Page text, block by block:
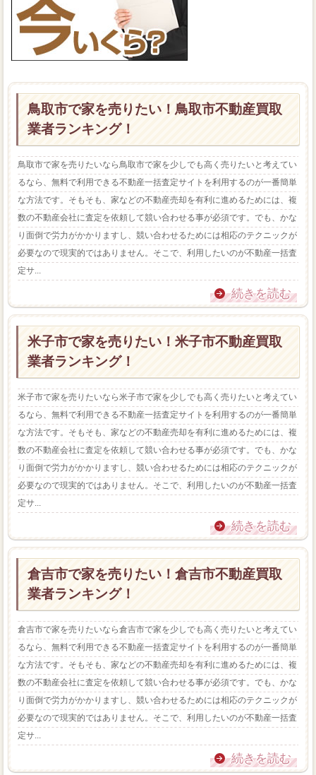
鳥取市で家を売りたい！鳥取市不動産買取
業者ランキング！
鳥取市で家を売りたいなら鳥取市で家を少しでも高く売りたいと考えてい
るなら、無料で利用できる不動産一括査定サイトを利用するのが一番簡単
な方法です。そもそも、家などの不動産売却を有利に進めるためには、複
数の不動産会社に査定を依頼して競い合わせる事が必須です。でも、かな
り面倒で労力がかかりますし、競い合わせるためには相応のテクニックが
必要なので現実的ではありません。そこで、利用したいのが不動産一括査
定サ...
続きを読む
米子市で家を売りたい！米子市不動産買取
業者ランキング！
米子市で家を売りたいなら米子市で家を少しでも高く売りたいと考えてい
るなら、無料で利用できる不動産一括査定サイトを利用するのが一番簡単
な方法です。そもそも、家などの不動産売却を有利に進めるためには、複
数の不動産会社に査定を依頼して競い合わせる事が必須です。でも、かな
り面倒で労力がかかりますし、競い合わせるためには相応のテクニックが
必要なので現実的ではありません。そこで、利用したいのが不動産一括査
定サ...
続きを読む
倉吉市で家を売りたい！倉吉市不動産買取
業者ランキング！
倉吉市で家を売りたいなら倉吉市で家を少しでも高く売りたいと考えてい
るなら、無料で利用できる不動産一括査定サイトを利用するのが一番簡単
な方法です。そもそも、家などの不動産売却を有利に進めるためには、複
数の不動産会社に査定を依頼して競い合わせる事が必須です。でも、かな
り面倒で労力がかかりますし、競い合わせるためには相応のテクニックが
必要なので現実的ではありません。そこで、利用したいのが不動産一括査
定サ...
続きを読む